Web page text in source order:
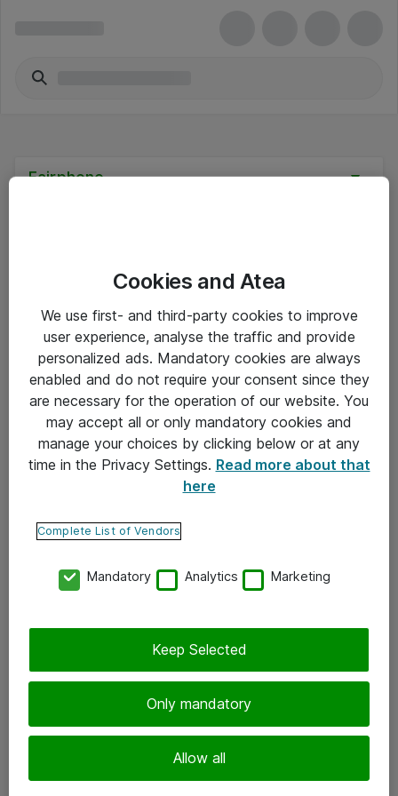
Fairphone
Hinnat eivät sisällä arvonlisäveroa
eShop Info
Takuu- ja huolto-ohjeet
Yleiset toimitusehdot
Yhteystiedot
Ota yhteyttä
Cookies and Atea
We use first- and third-party cookies to improve
user experience, analyse the traffic and provide
personalized ads. Mandatory cookies are always
enabled and do not require your consent since they
are necessary for the operation of our website. You
may accept all or only mandatory cookies and
manage your choices by clicking below or at any
time in the Privacy Settings. Read more about that
here
Complete List of Vendors
Mandatory Analytics Marketing
Only mandatory
Allow all
Keep Selected